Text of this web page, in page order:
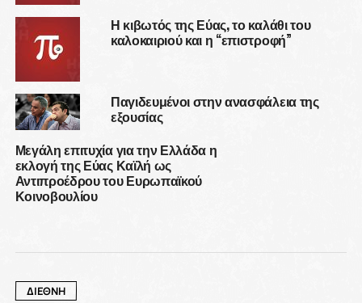
Η κιβωτός της Εύας, το καλάθι του
καλοκαιριού και η “επιστροφή”
Παγιδευμένοι στην ανασφάλεια της
εξουσίας
Μεγάλη επιτυχία για την Ελλάδα η
εκλογή της Εύας Καϊλή ως
Αντιπροέδρου του Ευρωπαϊκού
Κοινοβουλίου
ΔΙΕΘΝΗ